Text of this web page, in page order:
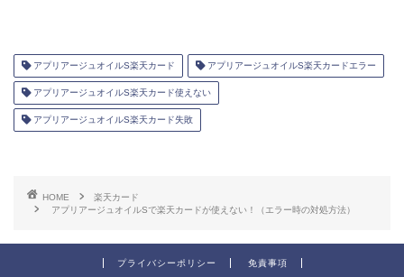
アプリアージュオイルS楽天カード アプリアージュオイルS楽天カードエラー
アプリアージュオイルS楽天カード使えない
アプリアージュオイルS楽天カード失敗
HOME
楽天カード
アプリアージュオイルSで楽天カードが使えない！（エラー時の対処方法）
プライバシーポリシー 免責事項